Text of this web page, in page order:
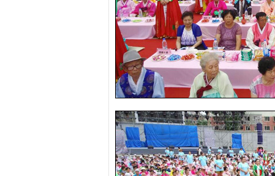
임
심
중
절
토
렌
트
사
이
트
순
위
비
아
몰